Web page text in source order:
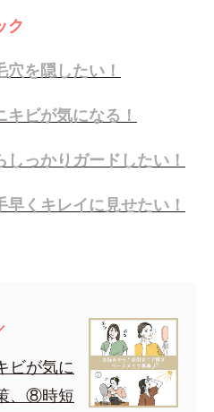
ク
を隠したい！
ビが気になる！
っかりガードしたい！
くキレイに見せたい！
が気に
、⑧時短